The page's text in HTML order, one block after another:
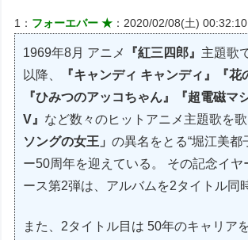
1： フォーエバー ★ ：2020/02/08(土) 00:32:10
1969年8月 アニメ 『紅三四郎』 主題歌
以降、
『キャンディ キャンディ』『花
『ひみつのアッコちゃん』『超電磁マ
V』 など数々のヒットアニメ主題歌を歌
ソングの女王」の異名をとる“堀江美都
ー50周年を迎えている。 その記念イヤ
ース第2弾は、アルバムを2タイトル同
また、2タイトル目は 50年のキャリア